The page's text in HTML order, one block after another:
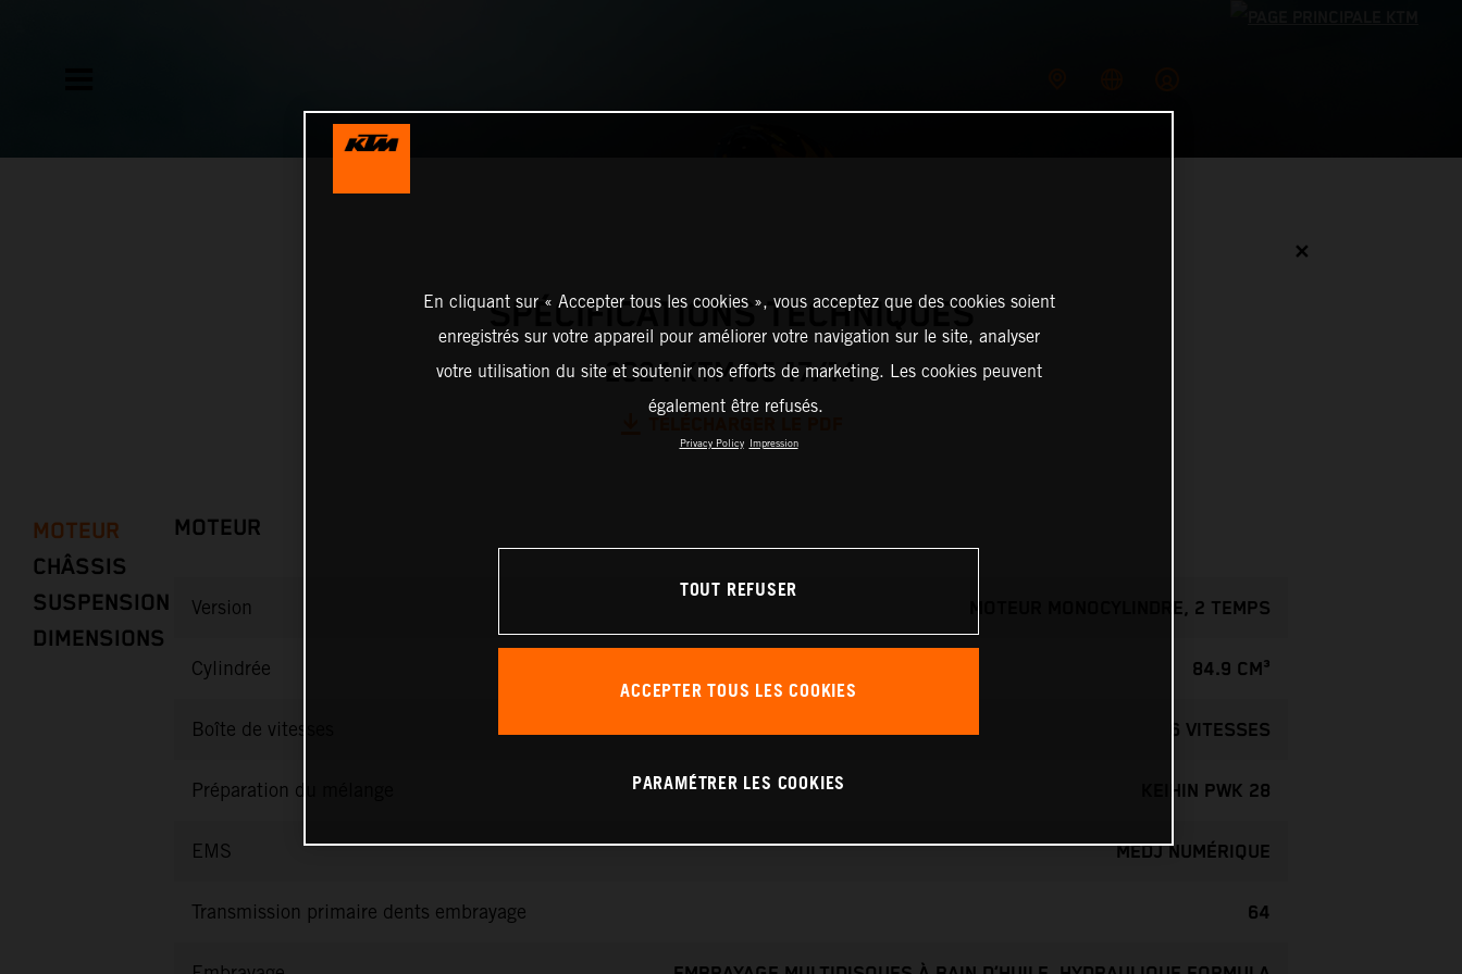
✕
SPÉCIFICATIONS TECHNIQUES
2024 KTM 85 17/14
MOTEUR
CHÂSSIS
SUSPENSION
DIMENSIONS
MOTEUR
Version MOTEUR MONOCYLINDRE, 2 TEMPS
Cylindrée 84.9 CM³
Boîte de vitesses 6 VITESSES
Préparation du mélange KEIHIN PWK 28
EMS MEDJ NUMÉRIQUE
Transmission primaire dents embrayage 64
En cliquant sur « Accepter tous les cookies », vous acceptez que des cookies soient
enregistrés sur votre appareil pour améliorer votre navigation sur le site, analyser
votre utilisation du site et soutenir nos efforts de marketing. Les cookies peuvent
également être refusés.
Privacy Policy Impression
TOUT REFUSER
ACCEPTER TOUS LES COOKIES
PARAMÉTRER LES COOKIES